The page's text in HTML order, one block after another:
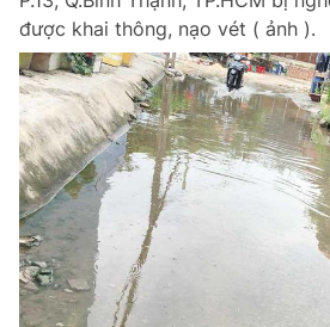
được khai thông, nạo vét ( ảnh ).